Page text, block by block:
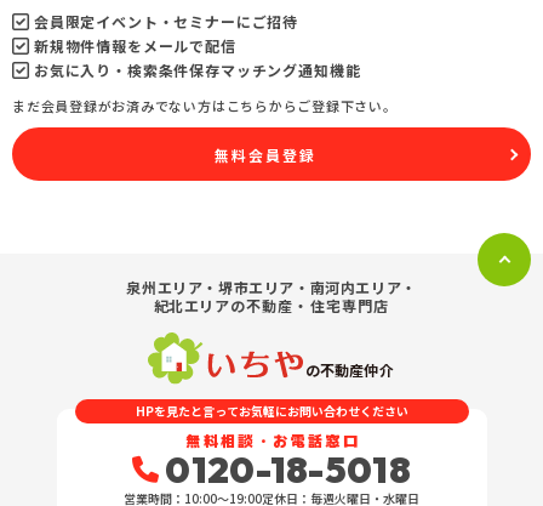
会員限定イベント・セミナーにご招待
新規物件情報をメールで配信
お気に入り・検索条件保存マッチング通知機能
まだ会員登録がお済みでない方はこちらからご登録下さい。
無料会員登録
泉州エリア・堺市エリア・南河内エリア・
紀北エリアの不動産・住宅専門店
の不動産仲介
HPを見たと言ってお気軽にお問い合わせください
無料相談・お電話窓口
0120-18-5018
営業時間：10:00〜19:00定休日：毎週火曜日・水曜日